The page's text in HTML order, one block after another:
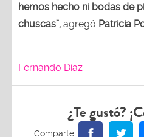
hemos hecho ni bodas de
chuscas”, agregó Patricia
Fernando Díaz
¿Te gustó?